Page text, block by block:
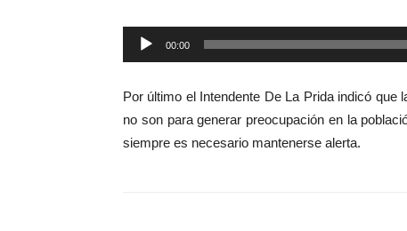
Reproductor
de
00:00
Por último el Intendente De La Prida indicó
no son para generar preocupación en la
siempre es necesario mantenerse alerta.